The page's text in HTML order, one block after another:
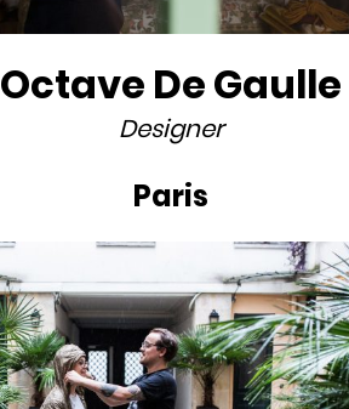
Octave De Gaulle
Designer
Paris